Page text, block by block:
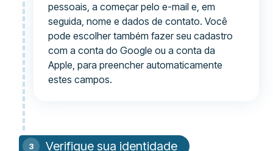
pessoais, a começar pelo e-mail e, em
seguida, nome e dados de contato. Você
pode escolher também fazer seu cadastro
com a conta do Google ou a conta da
Apple, para preencher automaticamente
estes campos.
Verifique sua identidade